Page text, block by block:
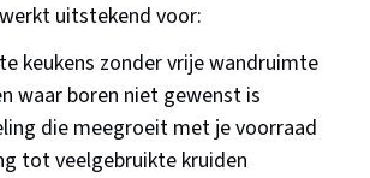
uitstekend voor:
keukens zonder vrije wandruimte
waar boren niet gewenst is
die meegroeit met je voorraad
tot veelgebruikte kruiden